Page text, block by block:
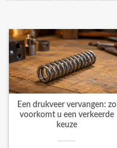
Een drukveer vervangen: zo
voorkomt u een verkeerde
keuze